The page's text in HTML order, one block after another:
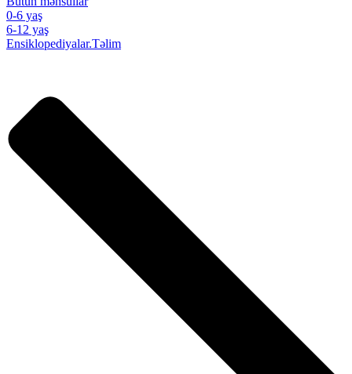
0-6 yaş
6-12 yaş
Ensiklopediyalar.Təlim